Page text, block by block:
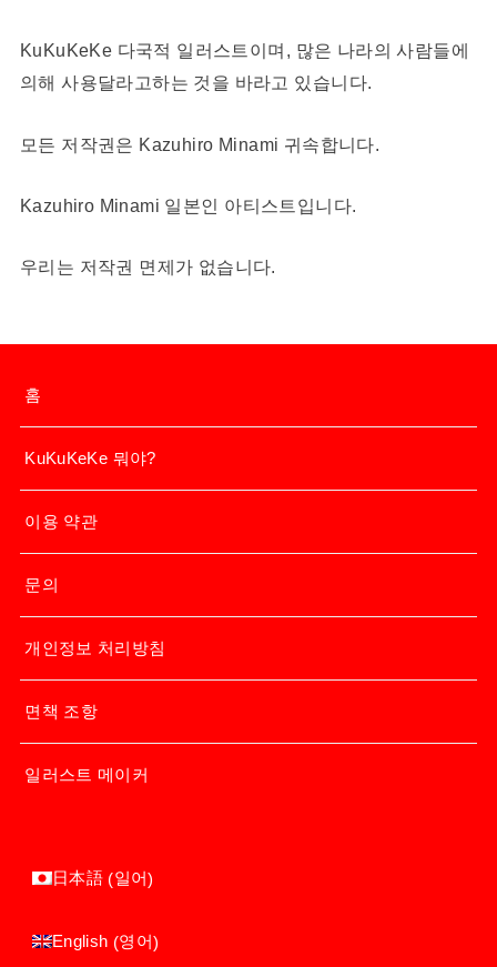
KuKuKeKe 다국적 일러스트이며, 많은 나라의 사람들에
의해 사용달라고하는 것을 바라고 있습니다.
모든 저작권은 Kazuhiro Minami 귀속합니다.
Kazuhiro Minami 일본인 아티스트입니다.
우리는 저작권 면제가 없습니다.
홈
KuKuKeKe 뭐야?
이용 약관
문의
개인정보 처리방침
면책 조항
일러스트 메이커
日本語 (일어)
English (영어)